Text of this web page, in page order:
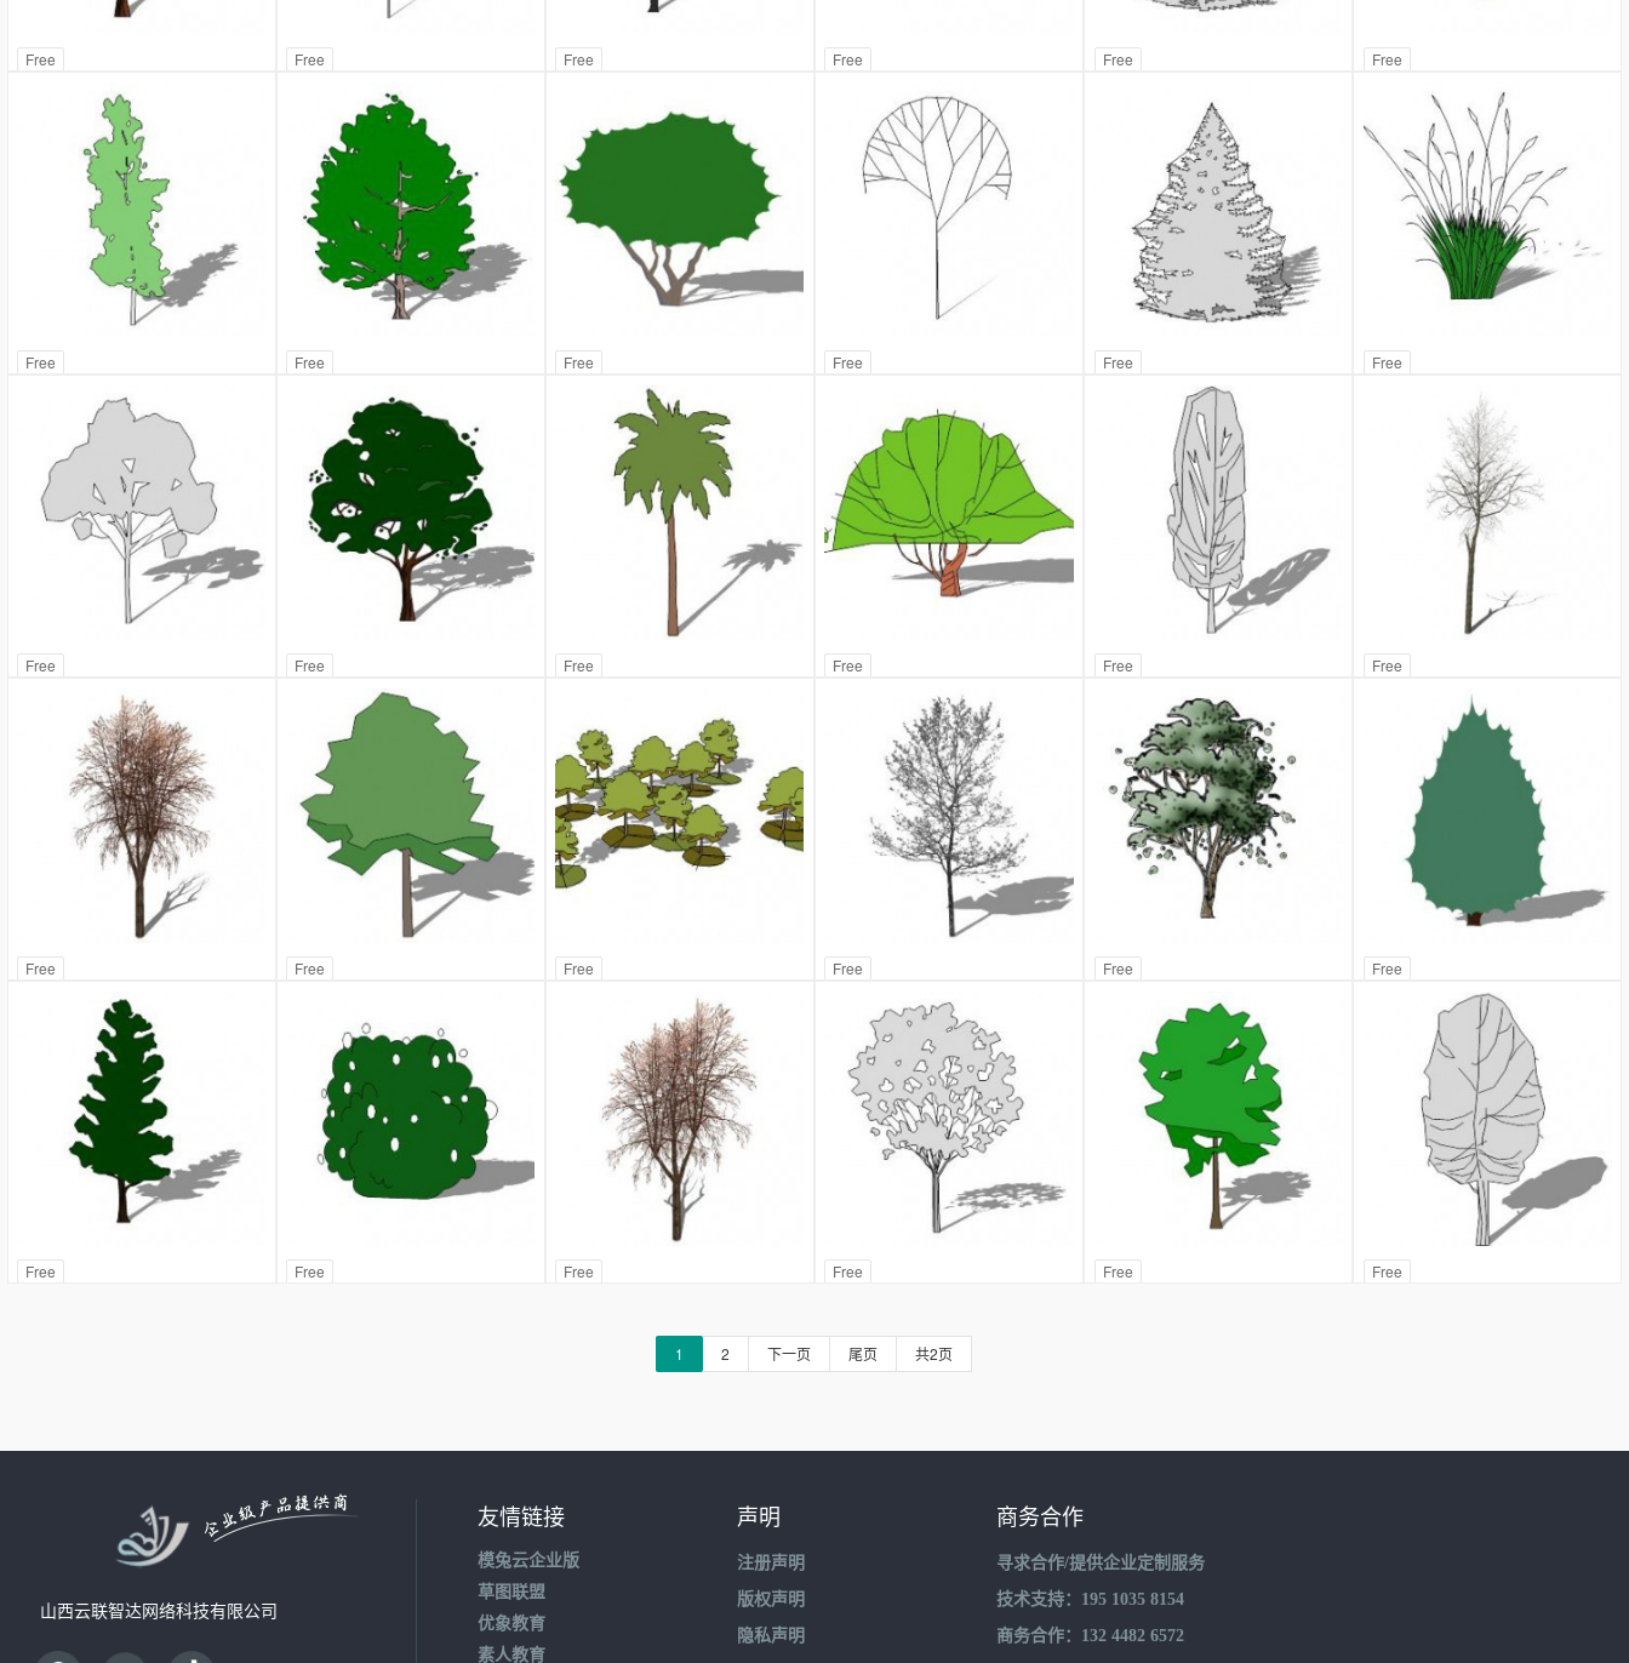
Free Free Free Free Free Free
Free Free Free Free Free Free
Free Free Free Free Free Free
Free Free Free Free Free Free
Free Free Free Free Free Free
1 2 下一页 尾页 共2页
山西云联智达网络科技有限公司
友情链接
模兔云企业版
草图联盟
优象教育
素人教育
声明
注册声明
版权声明
隐私声明
商务合作
寻求合作/提供企业定制服务
技术支持：195 1035 8154
商务合作：132 4482 6572